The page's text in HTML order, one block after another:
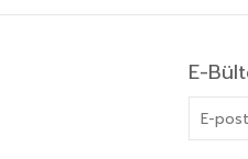
E-